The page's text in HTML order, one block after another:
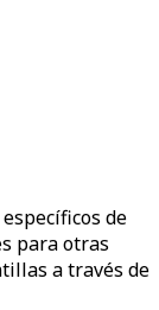
de
para otras
a través de